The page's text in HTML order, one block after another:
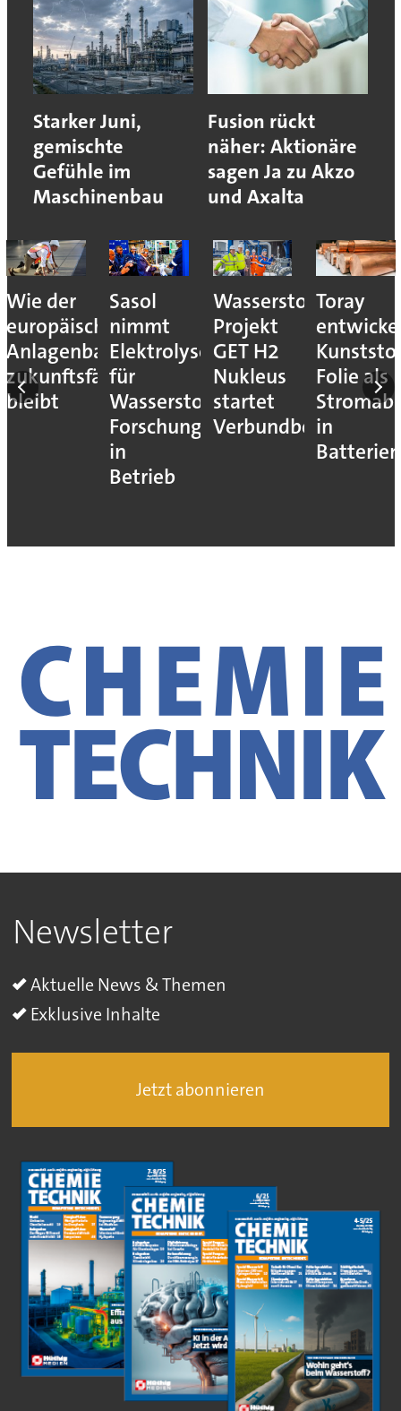
Starker Juni,
gemischte
Gefühle im
Maschinenbau
Fusion rückt
näher: Aktionäre
sagen Ja zu Akzo
und Axalta
Wie der
europäische
Anlagenbau
zukunftsfähig
bleibt
Sasol
nimmt
Elektrolyseur
für
Wasserstoff-
Forschung
in
Betrieb
Wasserstoff-
Projekt
GET H2
Nukleus
startet
Verbundbetrieb
Toray
Folie als
in
Batterien
Newsletter
Aktuelle News & Themen
Exklusive Inhalte
Jetzt abonnieren